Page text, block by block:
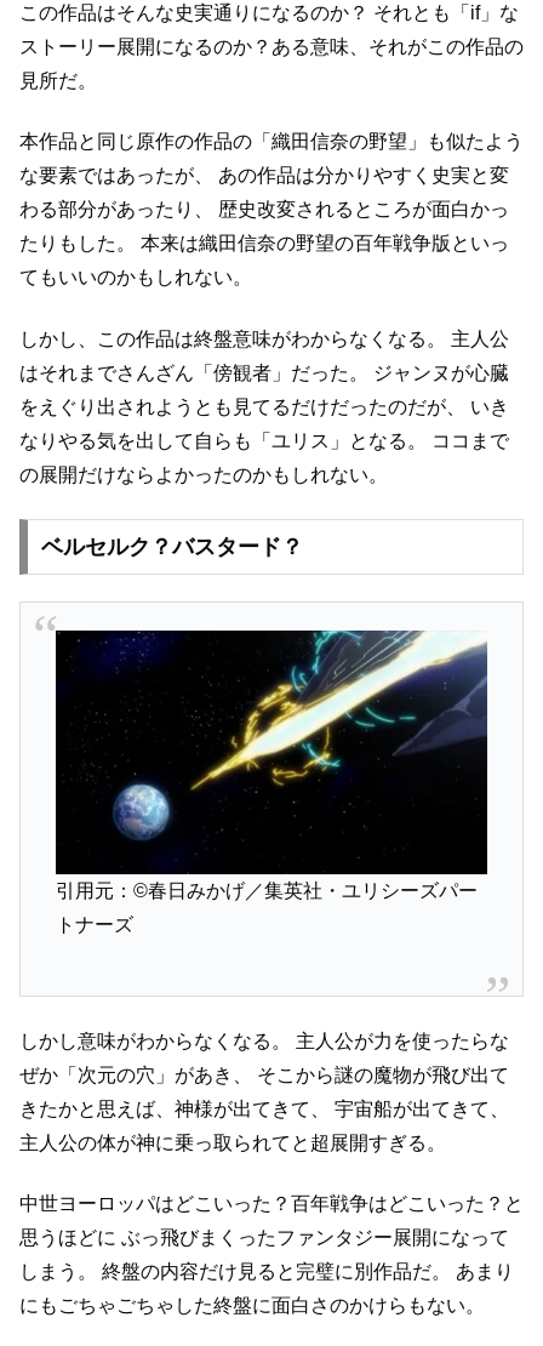
この作品はそんな史実通りになるのか？ それとも「if」な
ストーリー展開になるのか？ある意味、それがこの作品の
見所だ。
本作品と同じ原作の作品の「織田信奈の野望」も似たよう
な要素ではあったが、
あの作品は分かりやすく史実と変
わる部分があったり、
歴史改変されるところが面白かっ
たりもした。
本来は織田信奈の野望の百年戦争版といっ
てもいいのかもしれない。
しかし、この作品は終盤意味がわからなくなる。
主人公
はそれまでさんざん「傍観者」だった。
ジャンヌが心臓
をえぐり出されようとも見てるだけだったのだが、
いき
なりやる気を出して自らも「ユリス」となる。
ココまで
の展開だけならよかったのかもしれない。
ベルセルク？バスタード？
引用元：©春日みかげ／集英社・ユリシーズパー
トナーズ
しかし意味がわからなくなる。
主人公が力を使ったらな
ぜか「次元の穴」があき、
そこから謎の魔物が飛び出て
きたかと思えば、神様が出てきて、
宇宙船が出てきて、
主人公の体が神に乗っ取られてと超展開すぎる。
中世ヨーロッパはどこいった？百年戦争はどこいった？と
思うほどに ぶっ飛びまくったファンタジー展開になって
しまう。
終盤の内容だけ見ると完璧に別作品だ。
あまり
にもごちゃごちゃした終盤に面白さのかけらもない。